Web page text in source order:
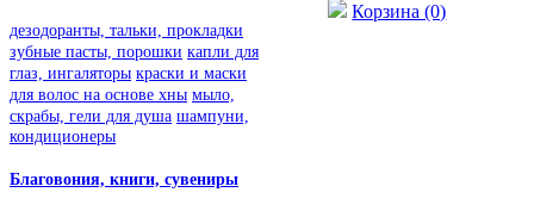
Корзина (0)
дезодоранты, тальки, прокладки
зубные пасты, порошки капли для
глаз, ингаляторы краски и маски
для волос на основе хны мыло,
скрабы, гели для душа шампуни,
кондиционеры
Благовония, книги, сувениры